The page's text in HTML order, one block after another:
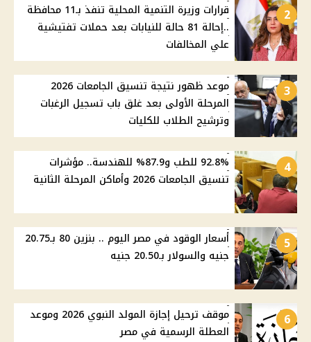
2
قرارات وزيرة التنمية المحلية تنفذ بـ11 محافظة
..إحالة 81 حالة للنيابات بعد حملات تفتيشية
علي المخالفات
3
موعد ظهور نتيجة تنسيق الجامعات 2026
المرحلة الأولى بعد غلق باب تسجيل الرغبات
وترشيح الطلاب للكليات
4
92.8% للطب و87.9% للهندسة.. مؤشرات
تنسيق الجامعات 2026 وأماكن المرحلة الثانية
5
أسعار الوقود في مصر اليوم .. بنزين 80 بـ20.75
جنيه والسولار بـ20.50 جنيه
6
موقف ترحيل إجازة المولد النبوي 2026 وموعد
العطلة الرسمية في مصر